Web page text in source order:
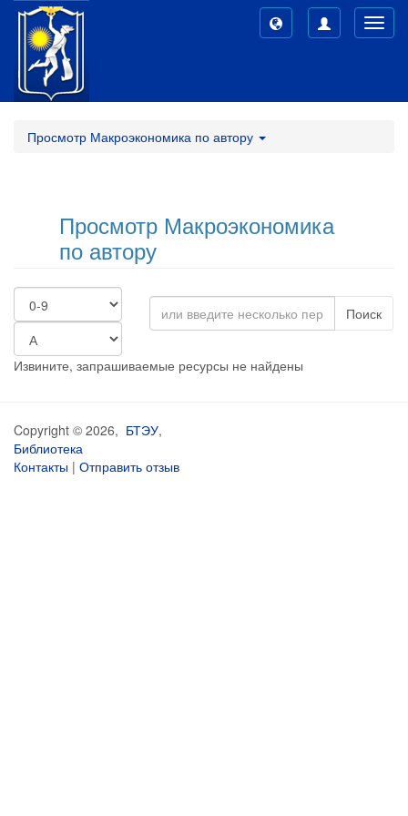
Просмотр Макроэкономика по автору
Просмотр Макроэкономика
по автору
Поиск
Извините, запрашиваемые ресурсы не найдены
Copyright © 2026, БТЭУ,
Библиотека
Контакты | Отправить отзыв